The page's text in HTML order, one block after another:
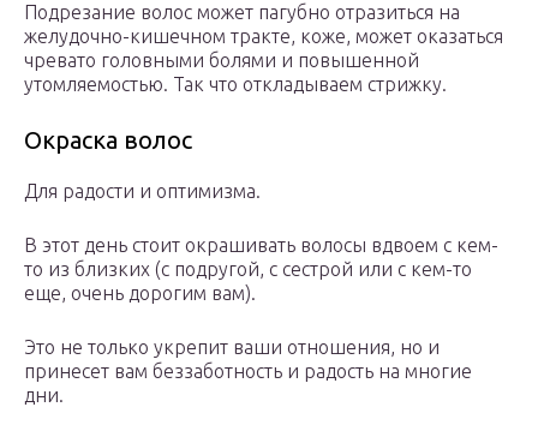
Подрезание волос может пагубно отразиться на
желудочно-кишечном тракте, коже, может оказаться
чревато головными болями и повышенной
утомляемостью. Так что откладываем стрижку.
Окраска волос
Для радости и оптимизма.
В этот день стоит окрашивать волосы вдвоем с кем-
то из близких (с подругой, с сестрой или с кем-то
еще, очень дорогим вам).
Это не только укрепит ваши отношения, но и
принесет вам беззаботность и радость на многие
дни.